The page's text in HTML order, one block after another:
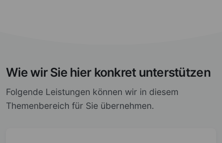
Wie wir Sie hier konkret unterstützen
Folgende Leistungen können wir in diesem
Themenbereich für Sie übernehmen.